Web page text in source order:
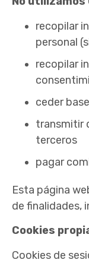
recopilar
personal
recopilar
ceder
transmitir
terceros
pagar
Esta página
de finalidades,
Cookies
Cookies de